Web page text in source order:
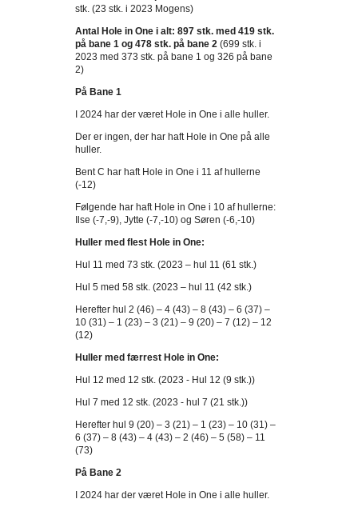
stk. (23 stk. i 2023 Mogens)
Antal Hole in One i alt: 897 stk. med 419 stk.
på bane 1 og 478 stk. på bane 2 (699 stk. i
2023 med 373 stk. på bane 1 og 326 på bane
2)
På Bane 1
I 2024 har der været Hole in One i alle huller.
Der er ingen, der har haft Hole in One på alle
huller.
Bent C har haft Hole in One i 11 af hullerne
(-12)
Følgende har haft Hole in One i 10 af hullerne:
Ilse (-7,-9), Jytte (-7,-10) og Søren (-6,-10)
Huller med flest Hole in One:
Hul 11 med 73 stk. (2023 – hul 11 (61 stk.)
Hul 5 med 58 stk. (2023 – hul 11 (42 stk.)
Herefter hul 2 (46) – 4 (43) – 8 (43) – 6 (37) –
10 (31) – 1 (23) – 3 (21) – 9 (20) – 7 (12) – 12
(12)
Huller med færrest Hole in One:
Hul 12 med 12 stk. (2023 - Hul 12 (9 stk.))
Hul 7 med 12 stk. (2023 - hul 7 (21 stk.))
Herefter hul 9 (20) – 3 (21) – 1 (23) – 10 (31) –
6 (37) – 8 (43) – 4 (43) – 2 (46) – 5 (58) – 11
(73)
På Bane 2
I 2024 har der været Hole in One i alle huller.